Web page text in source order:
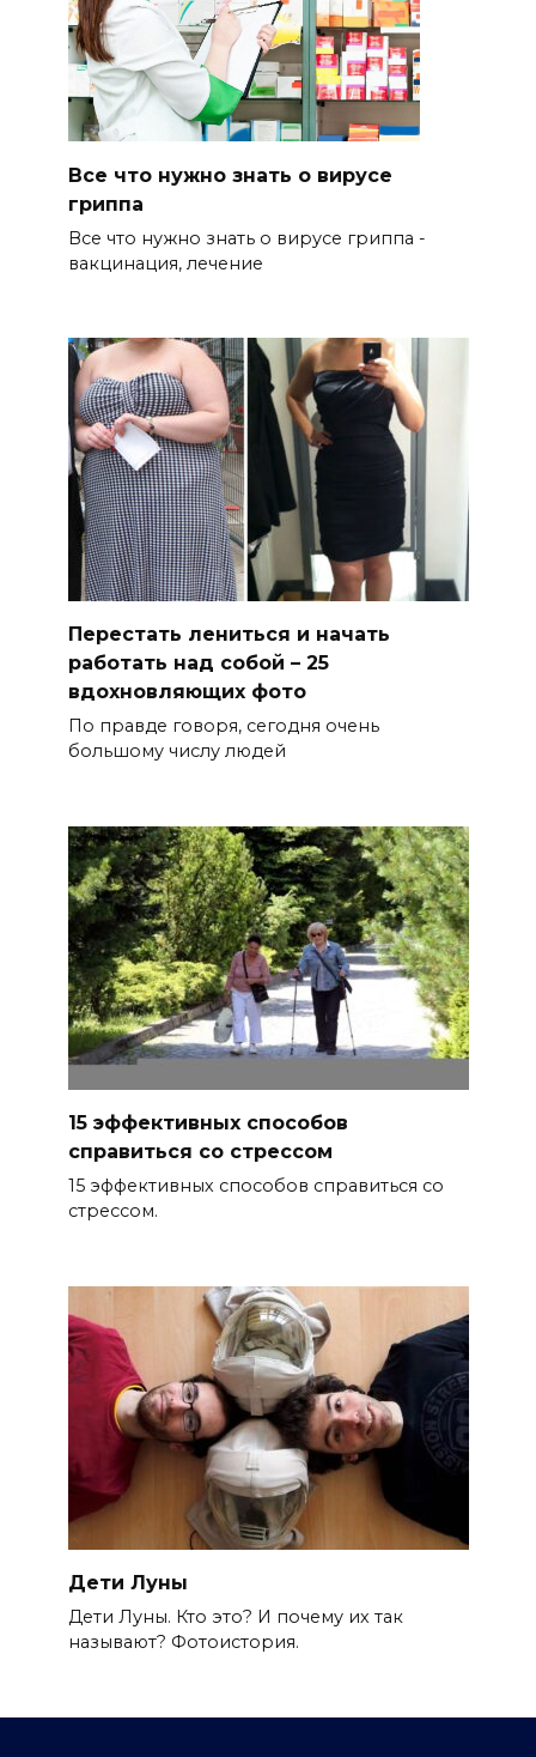
Все что нужно знать о вирусе
гриппа
Все что нужно знать о вирусе гриппа -
вакцинация, лечение
Перестать лениться и начать
работать над собой – 25
вдохновляющих фото
По правде говоря, сегодня очень
большому числу людей
15 эффективных способов
справиться со стрессом
15 эффективных способов справиться со
стрессом.
Дети Луны
Дети Луны. Кто это? И почему их так
называют? Фотоистория.